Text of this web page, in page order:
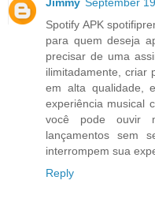
Spotify APK
para quem deseja
precisar de uma
ilimitadamente, criar
em alta qualidade,
experiência musical
você pode ouvir
lançamentos sem
interrompem sua
Reply